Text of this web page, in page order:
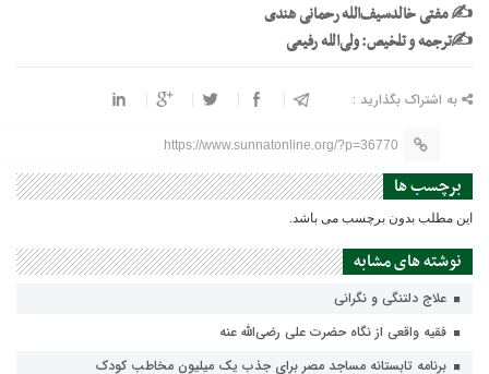
✍ مفتی خالدسیف‌الله رحمانی هندی
✍ترجمه و تلخیص: ولی‌الله رفیعی
به اشتراک بگذارید :
https://www.sunnatonline.org/?p=36770
برچسب ها
این مطلب بدون برچسب می باشد.
نوشته های مشابه
علاج دلتنگی و نگرانی
فقیه واقعی از نگاه حضرت علی رضی‌الله عنه
برنامه تابستانه مساجد مصر برای جذب یک میلیون مخاطب کودک